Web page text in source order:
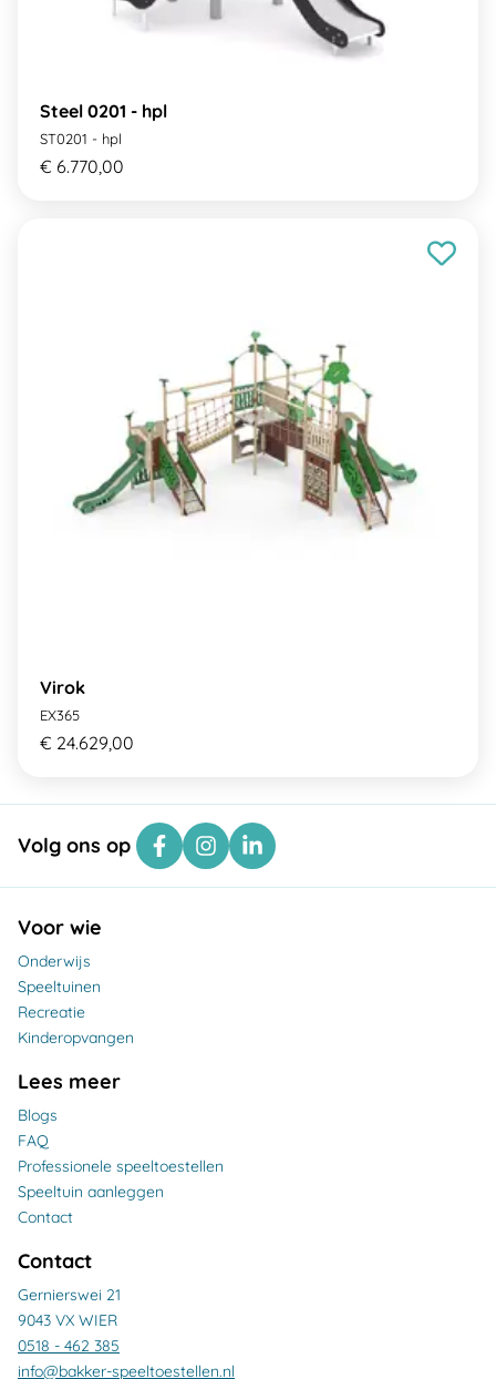
Steel 0201 - hpl
ST0201 - hpl
€ 6.770,00
Virok
EX365
€ 24.629,00
Volg ons op
Voor wie
Onderwijs
Speeltuinen
Recreatie
Kinderopvangen
Lees meer
Blogs
FAQ
Professionele speeltoestellen
Speeltuin aanleggen
Contact
Contact
Gernierswei 21
9043 VX WIER
0518 - 462 385
info@bakker-speeltoestellen.nl